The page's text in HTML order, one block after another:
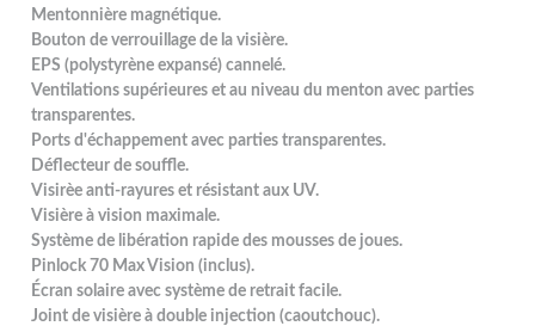
Mentonnière magnétique.
Bouton de verrouillage de la visière.
EPS (polystyrène expansé) cannelé.
Ventilations supérieures et au niveau du menton avec parties
transparentes.
Ports d'échappement avec parties transparentes.
Déflecteur de souffle.
Visirèe anti-rayures et résistant aux UV.
Visière à vision maximale.
Système de libération rapide des mousses de joues.
Pinlock 70 Max Vision (inclus).
Écran solaire avec système de retrait facile.
Joint de visière à double injection (caoutchouc).